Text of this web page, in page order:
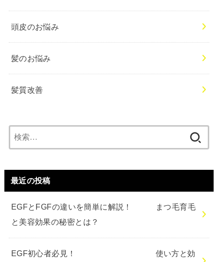
頭皮のお悩み
髪のお悩み
髪質改善
索:
最近の投稿
EGFとFGFの違いを簡単に解説！ まつ毛育毛
と美容効果の秘密とは？
EGF初心者必見！ 使い方と効